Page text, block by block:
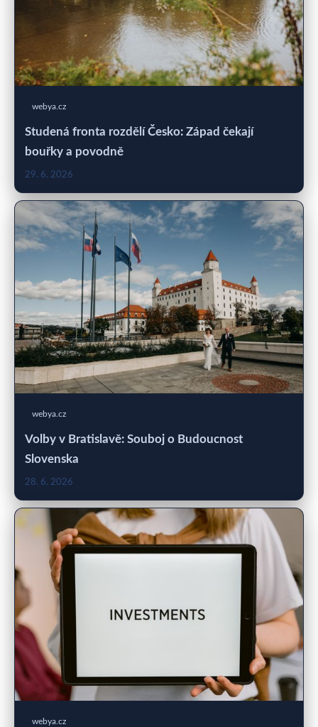
webya.cz
Studená fronta rozdělí Česko: Západ čekají
bouřky a povodně
29. 6. 2026
webya.cz
Volby v Bratislavě: Souboj o Budoucnost
Slovenska
28. 6. 2026
webya.cz